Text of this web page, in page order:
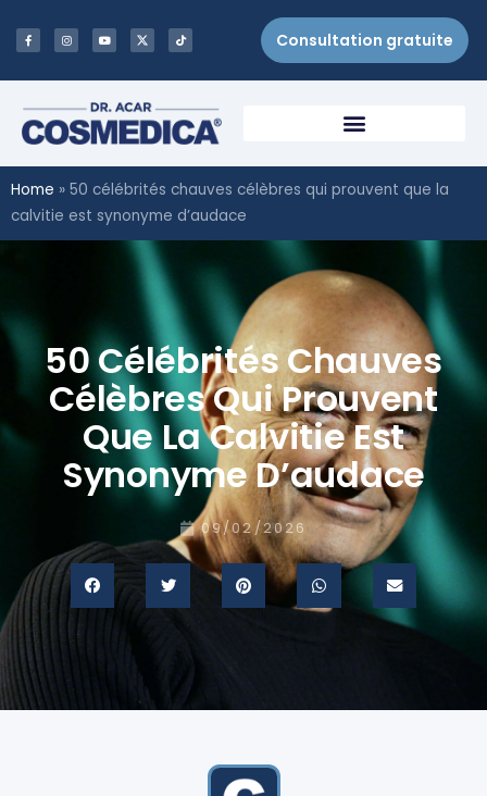
Consultation gratuite
Home » 50 célébrités chauves célèbres qui prouvent que la
calvitie est synonyme d’audace
50 Célébrités Chauves
Célèbres Qui Prouvent
Que La Calvitie Est
Synonyme D’audace
09/02/2026